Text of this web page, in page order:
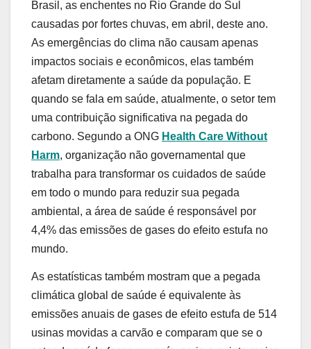
Brasil, as enchentes no Rio Grande do Sul
causadas por fortes chuvas, em abril, deste ano.
As emergências do clima não causam apenas
impactos sociais e econômicos, elas também
afetam diretamente a saúde da população. E
quando se fala em saúde, atualmente, o setor tem
uma contribuição significativa na pegada do
carbono. Segundo a ONG Health Care Without
Harm, organização não governamental que
trabalha para transformar os cuidados de saúde
em todo o mundo para reduzir sua pegada
ambiental, a área de saúde é responsável por
4,4% das emissões de gases do efeito estufa no
mundo.
As estatísticas também mostram que a pegada
climática global de saúde é equivalente às
emissões anuais de gases de efeito estufa de 514
usinas movidas a carvão e comparam que se o